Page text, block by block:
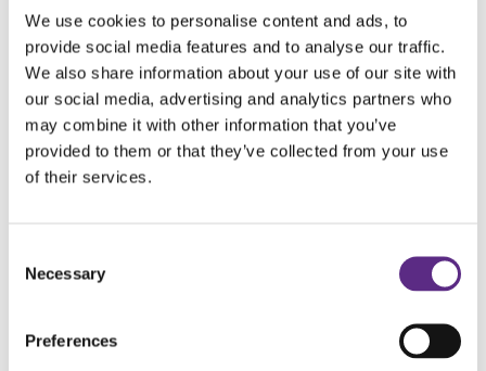
We use cookies to personalise content and ads, to
provide social media features and to analyse our traffic.
We also share information about your use of our site with
our social media, advertising and analytics partners who
may combine it with other information that you’ve
provided to them or that they’ve collected from your use
of their services.
Selection
Necessary
Preferences
for å nevne noe. Og det viktigste av alt:
Vise mennesket bak epilepsien og diagnosen. Se barnet!
Til tross for over hundre anfall i døgnet i den verste
stormperioden over et par måneder i hennes første
leveår, er det ikke lenger epilepsien som preger
hverdagen hennes. Selv om hun har kontinuerlig
epileptisk aktivitet, så er det veldig sjelden vi ser et
var nyoppstått, altså ikke "arvet" fra oss foreldre. Rett
og slett uflaks. Denne gang var det vår datter det skulle
spesielle bevegelser jeg kjente inni magen. En dag jeg
klippet hekken i hagen, et par uker før termin. Trodde